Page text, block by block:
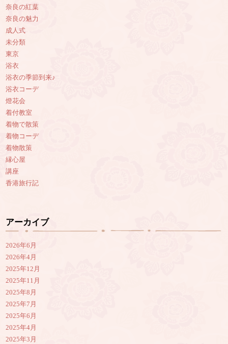
奈良の紅葉
奈良の魅力
成人式
未分類
東京
浴衣
浴衣の季節到来♪
浴衣コーデ
燈花会
着付教室
着物で散策
着物コーデ
着物散策
縁心屋
講座
香港旅行記
アーカイブ
2026年6月
2026年4月
2025年12月
2025年11月
2025年8月
2025年7月
2025年6月
2025年4月
2025年3月